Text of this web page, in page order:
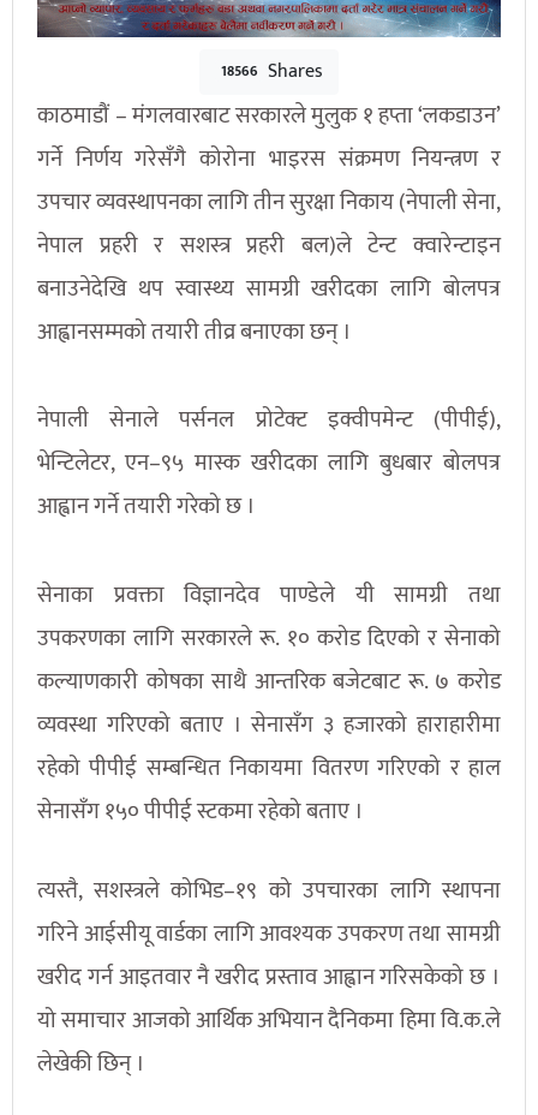
18566 Shares
काठमाडौं – मंगलवारबाट सरकारले मुलुक १ हप्ता ‘लकडाउन’
गर्ने निर्णय गरेसँगै कोरोना भाइरस संक्रमण नियन्त्रण र
उपचार व्यवस्थापनका लागि तीन सुरक्षा निकाय (नेपाली सेना,
नेपाल प्रहरी र सशस्त्र प्रहरी बल)ले टेन्ट क्वारेन्टाइन
बनाउनेदेखि थप स्वास्थ्य सामग्री खरीदका लागि बोलपत्र
आह्वानसम्मको तयारी तीव्र बनाएका छन् ।
नेपाली सेनाले पर्सनल प्रोटेक्ट इक्वीपमेन्ट (पीपीई),
भेन्टिलेटर, एन–९५ मास्क खरीदका लागि बुधबार बोलपत्र
आह्वान गर्ने तयारी गरेको छ ।
सेनाका प्रवक्ता विज्ञानदेव पाण्डेले यी सामग्री तथा
उपकरणका लागि सरकारले रू. १० करोड दिएको र सेनाको
कल्याणकारी कोषका साथै आन्तरिक बजेटबाट रू. ७ करोड
व्यवस्था गरिएको बताए । सेनासँग ३ हजारको हाराहारीमा
रहेको पीपीई सम्बन्धित निकायमा वितरण गरिएको र हाल
सेनासँग १५० पीपीई स्टकमा रहेको बताए ।
त्यस्तै, सशस्त्रले कोभिड–१९ को उपचारका लागि स्थापना
गरिने आईसीयू वार्डका लागि आवश्यक उपकरण तथा सामग्री
खरीद गर्न आइतवार नै खरीद प्रस्ताव आह्वान गरिसकेको छ ।
यो समाचार आजको आर्थिक अभियान दैनिकमा हिमा वि.क.ले
लेखेकी छिन् ।